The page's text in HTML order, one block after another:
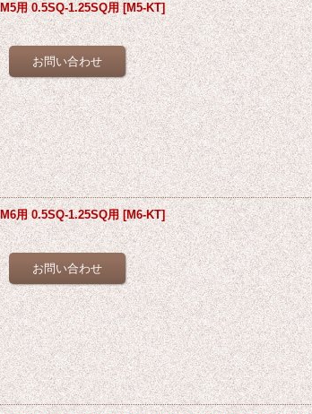
用 0.5SQ-1.25SQ用 [M5-KT]
用 0.5SQ-1.25SQ用 [M6-KT]